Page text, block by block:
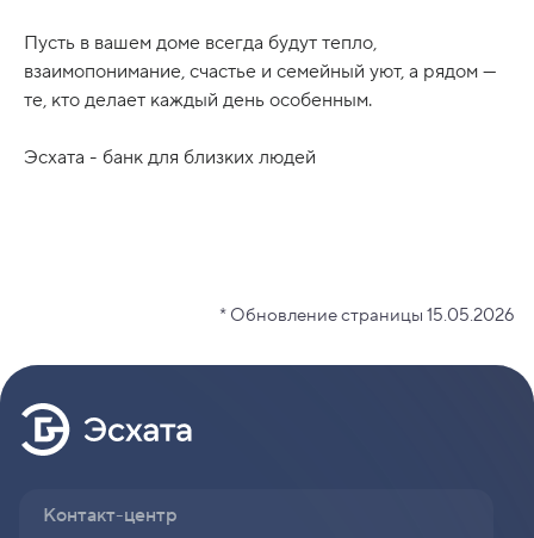
Пусть в вашем доме всегда будут тепло,
взаимопонимание, счастье и семейный уют, а рядом —
те, кто делает каждый день особенным.
Эсхата - банк для близких людей
* Обновление страницы 15.05.2026
Контакт-центр